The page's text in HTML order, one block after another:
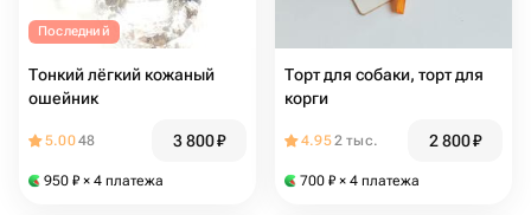
Последний
Тонкий лёгкий кожаный
ошейник
5.0048 3 800₽
950 ₽ × 4 платежа
Торт для собаки, торт для
корги
4.952 тыс. 2 800₽
700 ₽ × 4 платежа